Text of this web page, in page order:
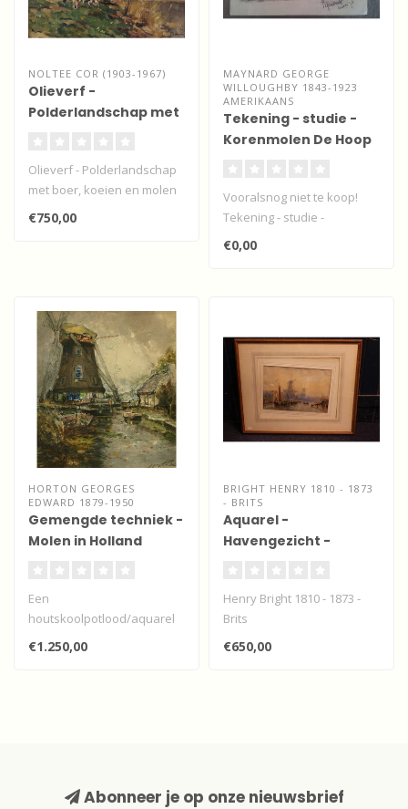
NOLTEE COR (1903-1967)
Olieverf -
Polderlandschap met
Olieverf - Polderlandschap
met boer, koeien en molen
€750,00
MAYNARD GEORGE
WILLOUGHBY 1843-1923
AMERIKAANS
Tekening - studie -
Korenmolen De Hoop
Vooralsnog niet te koop!
Tekening - studie -
Korenmolen De Hoop -
Papendrecht va..
€0,00
HORTON GEORGES
EDWARD 1879-1950
Gemengde techniek -
Molen in Holland
Een
houtskoolpotlood/aquarel
van deze Engelse
kunstenaar uit North
€1.250,00
BRIGHT HENRY 1810 - 1873
- BRITS
Aquarel -
Havengezicht -
Henry Bright 1810 - 1873 -
Brits
€650,00
Abonneer je op onze nieuwsbrief